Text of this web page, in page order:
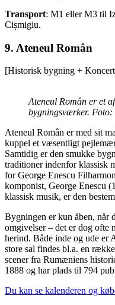
Transport: M1 eller M3 til
Cișmigiu.
9. Ateneul Român
[Historisk bygning +
Ateneul Român er et
bygningsværker.
Ateneul Român er med sit
kuppel et væsentligt
Samtidig er den smukke
traditioner indenfor klassisk
for George Enescu
komponist, George Enescu
klassisk musik, er den
Bygningen er kun åben, når
omgivelser – det er dog ofte
herind. Både inde og ude er
store sal findes bl.a. en
scener fra Rumæniens
1888 og har plads til 794
Du kan se kalenderen og